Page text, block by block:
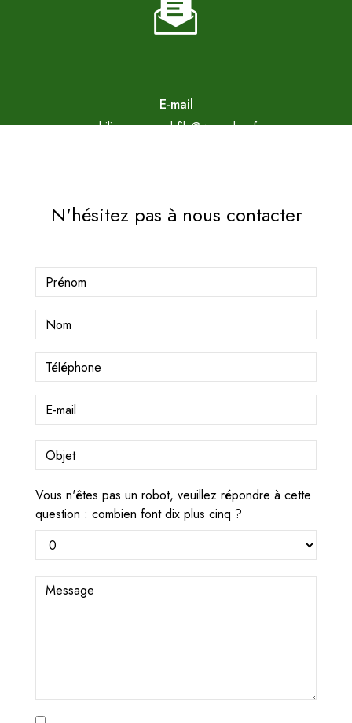
E-mail
philippe.arnaud.fils@wanadoo.fr
N'hésitez pas à nous contacter
Vous n'êtes pas un robot, veuillez répondre à cette
question : combien font dix plus cinq ?